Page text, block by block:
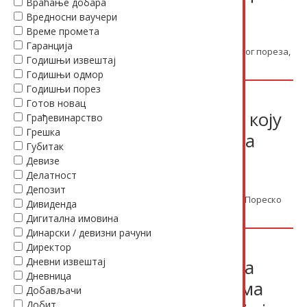
нама
13.07.2026. Питања
вредност
Одбитак претходног пореза,
СЕФ ,Сторно
Да ли се врши сразмерни
порески одбитак за камату коју
банка исплаћује на орочена
динарска средства
13.07.2026.
вредност
Пореско
ослобођење
Мањак за који је утврђена
одговорност физичког лица
представља приход који има
Вредносни ваучери
Време промета
Гаранција
Годишњи извештај
Годишњи одмор
Годишњи порез
Готов новац
Грађевинарство
Грешка
Губитак
Девизе
Делатност
Депозит
Дивиденда
Дигитална имовина
Динарски / девизни рачуни
Директор
Дневни извештај
Дневница
Добављачи